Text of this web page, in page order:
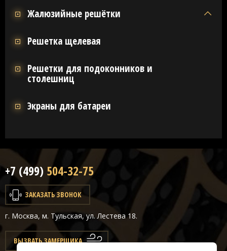
Жалюзийные решётки
Решетка щелевая
Решетки для подоконников и
столешниц
Экраны для батареи
+7 (499) 504-32-75
ЗАКАЗАТЬ ЗВОНОК
г. Москва, м. Тульская, ул. Лестева 18.
ВЫЗВАТЬ ЗАМЕРЩИКА